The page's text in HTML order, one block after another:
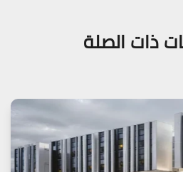
ذات الصلة